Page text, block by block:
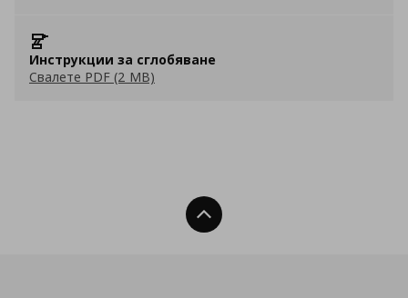
Инструкции за сглобяване
Свалете PDF (2 MB)
Нагоре